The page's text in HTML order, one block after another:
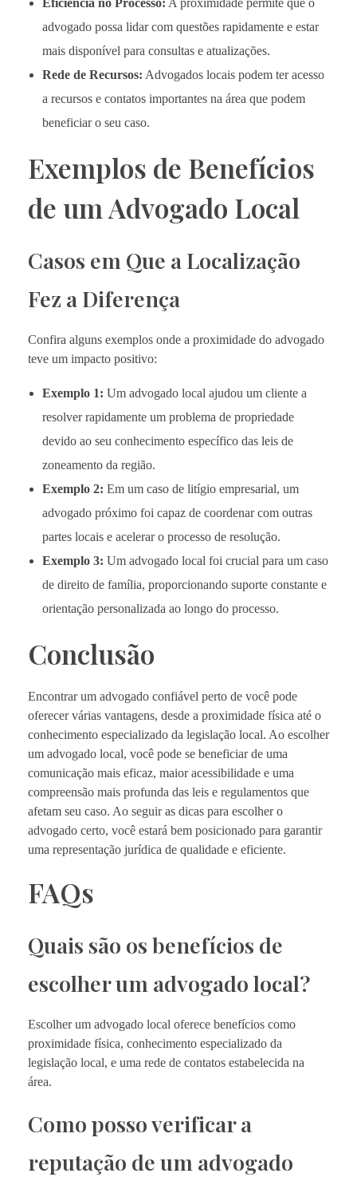
Eficiência no Processo: A proximidade permite que o
advogado possa lidar com questões rapidamente e estar
mais disponível para consultas e atualizações.
Rede de Recursos: Advogados locais podem ter acesso
a recursos e contatos importantes na área que podem
beneficiar o seu caso.
Exemplos de Benefícios
de um Advogado Local
Casos em Que a Localização
Fez a Diferença
Confira alguns exemplos onde a proximidade do advogado
teve um impacto positivo:
Exemplo 1: Um advogado local ajudou um cliente a
resolver rapidamente um problema de propriedade
devido ao seu conhecimento específico das leis de
zoneamento da região.
Exemplo 2: Em um caso de litígio empresarial, um
advogado próximo foi capaz de coordenar com outras
partes locais e acelerar o processo de resolução.
Exemplo 3: Um advogado local foi crucial para um caso
de direito de família, proporcionando suporte constante e
orientação personalizada ao longo do processo.
Conclusão
Encontrar um advogado confiável perto de você pode
oferecer várias vantagens, desde a proximidade física até o
conhecimento especializado da legislação local. Ao escolher
um advogado local, você pode se beneficiar de uma
comunicação mais eficaz, maior acessibilidade e uma
compreensão mais profunda das leis e regulamentos que
afetam seu caso. Ao seguir as dicas para escolher o
advogado certo, você estará bem posicionado para garantir
uma representação jurídica de qualidade e eficiente.
FAQs
Quais são os benefícios de
escolher um advogado local?
Escolher um advogado local oferece benefícios como
proximidade física, conhecimento especializado da
legislação local, e uma rede de contatos estabelecida na
área.
Como posso verificar a
reputação de um advogado